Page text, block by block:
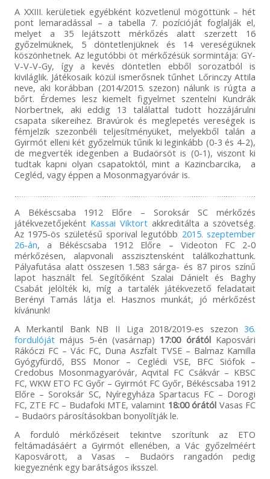
A XXIII. kerületiek egyébként közvetlenül mögöttünk – hét
pont lemaradással – a tabella 7. pozícióját foglalják el,
melyet a 35 lejátszott mérkőzés alatt szerzett 16
győzelmüknek, 5 döntetlenjüknek és 14 vereségüknek
köszönhetnek. Az legutóbbi öt mérkőzésük sormintája: GY-
V-V-V-Gy, így a kevés döntetlen ebből sorozatból is
kiviláglik. Játékosaik közül ismerősnek tűnhet Lőrinczy Attila
neve, aki korábban (2014/2015. szezon) nálunk is rúgta a
bőrt. Érdemes lesz kiemelt figyelmet szentelni Kundrák
Norbertnek, aki eddig 13 találattal tudott hozzájárulni
csapata sikereihez. Bravúrok és meglepetés vereségek is
fémjelzik szezonbéli teljesítményüket, melyekből talán a
Gyirmót elleni két győzelmük tűnik ki leginkább (0-3 és 4-2),
de megverték idegenben a Budaörsöt is (0-1), viszont ki
tudtak kapni olyan csapatoktól, mint a Kazincbarcika, a
Cegléd, vagy éppen a Mosonmagyaróvár is.
A Békéscsaba 1912 Előre – Soroksár SC mérkőzés
játékvezetőjeként Kassai Viktortakkreditálta a szövetség.
Az 1975-ös születésű sporival legutóbb 2015. szeptember
26-án, a Békéscsaba 1912 Előre – Videoton FC 2-0
mérkőzésen, alapvonali asszisztensként találkozhattunk.
Pályafutása alatt összesen 1.583 sárga- és 87 piros színű
lapot használt fel. Segítőiként Szalai Dánielt és Baghy
Csabát jelölték ki, míg a tartalék játékvezető feladatait
Berényi Tamás látja el. Hasznos munkát, jó mérkőzést
kívánunk!
A Merkantil Bank NB II Liga 2018/2019-es szezon36.
fordulójátmájus 5-én (vasárnap) 17:00 órátólKaposvári
Rákóczi FC – Vác FC, Duna Aszfalt TVSE – Balmaz Kamilla
Gyógyfürdő, BSS Monor – Ceglédi VSE, BFC Siófok –
Credobus Mosonmagyaróvár, Aqvital FC Csákvár – KBSC
FC, WKW ETO FC Győr – Gyirmót FC Győr, Békéscsaba 1912
Előre – Soroksár SC, Nyíregyháza Spartacus FC – Dorogi
FC, ZTE FC – Budafoki MTE, valamint 18:00 órától Vasas FC
– Budaörs párosításokban bonyolítják le.
A forduló mérkőzéseit tekintve szorítunk az ETO
feltámadásáért a Gyirmót ellenében, a Vác győzelméért
Kaposvárott, a Vasas – Budaörs rangadón pedig
kiegyeznénk egy barátságos iksszel.